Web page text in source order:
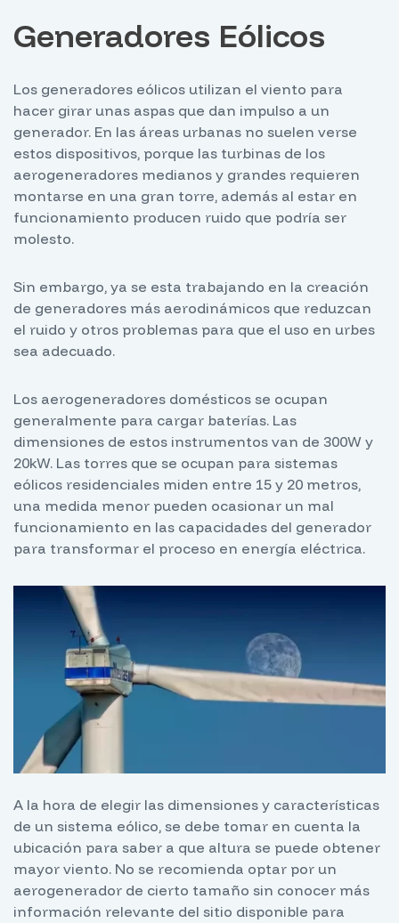
Generadores Eólicos
Los generadores eólicos utilizan el viento para
hacer girar unas aspas que dan impulso a un
generador. En las áreas urbanas no suelen verse
estos dispositivos, porque las turbinas de los
aerogeneradores medianos y grandes requieren
montarse en una gran torre, además al estar en
funcionamiento producen ruido que podría ser
molesto.
Sin embargo, ya se esta trabajando en la creación
de generadores más aerodinámicos que reduzcan
el ruido y otros problemas para que el uso en urbes
sea adecuado.
Los aerogeneradores domésticos se ocupan
generalmente para cargar baterías. Las
dimensiones de estos instrumentos van de 300W y
20kW. Las torres que se ocupan para sistemas
eólicos residenciales miden entre 15 y 20 metros,
una medida menor pueden ocasionar un mal
funcionamiento en las capacidades del generador
para transformar el proceso en energía eléctrica.
A la hora de elegir las dimensiones y características
de un sistema eólico, se debe tomar en cuenta la
ubicación para saber a que altura se puede obtener
mayor viento. No se recomienda optar por un
aerogenerador de cierto tamaño sin conocer más
información relevante del sitio disponible para